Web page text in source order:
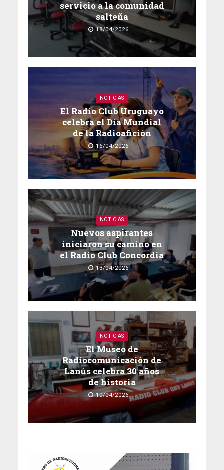
servicio a la comunidad
salteña
18/04/2026
NOTICIAS
El Radio Club Uruguayo
celebra el Día Mundial
de la Radioafición
16/04/2026
NOTICIAS
Nuevos aspirantes
iniciaron su camino en
el Radio Club Concordia
13/04/2026
NOTICIAS
El Museo de
Radiocomunicación de
Lanús celebra 30 años
de historia
10/04/2026